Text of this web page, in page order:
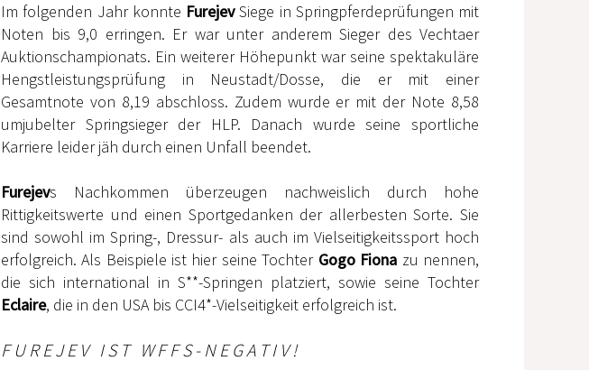
Im folgenden Jahr konnte FurejevSiege in Springpferdeprüfungen mit
Noten bis 9,0 erringen. Er war unter anderem Sieger des Vechtaer
Auktionschampionats. Ein weiterer Höhepunkt war seine spektakuläre
Hengstleistungsprüfung in Neustadt/Dosse, die er mit einer
Gesamtnote von 8,19 abschloss. Zudem wurde er mit der Note 8,58
umjubelter Springsieger der HLP. Danach wurde seine sportliche
Karriere leider jäh durch einen Unfall beendet.
Furejevs Nachkommen überzeugen nachweislich durch hohe
Rittigkeitswerte und einen Sportgedanken der allerbesten Sorte. Sie
sind sowohl im Spring-, Dressur- als auch im Vielseitigkeitssport hoch
erfolgreich. Als Beispiele ist hier seine TochterGogo Fiona zu nennen,
die sich international in S**-Springen platziert, sowie seine Tochter
Eclaire, die in den USA bis CCI4*-Vielseitigkeit erfolgreich ist.
FUREJEV IST WFFS-NEGATIV!